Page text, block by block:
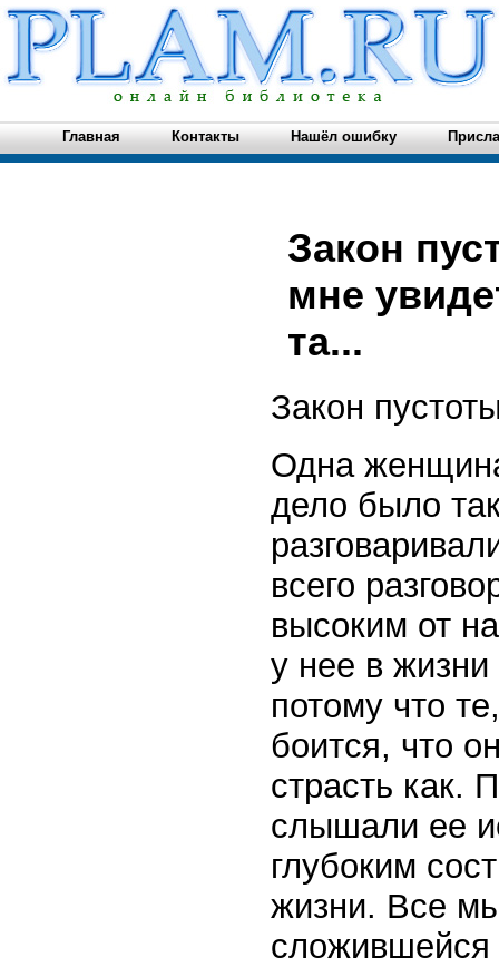
Главная Контакты Нашёл ошибку
Закон
мне
та...
Закон
Одна
дело было
всего
высоким от
у нее в
потому что
боится, что
страсть как.
слышали ее
глубоким
жизни. Все
сложившейся